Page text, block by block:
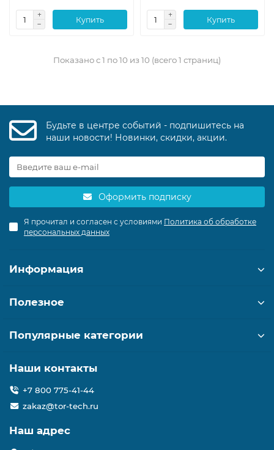
Купить Купить
Показано с 1 по 10 из 10 (всего 1 страниц)
Будьте в центре событий - подпишитесь на
наши новости! Новинки, скидки, акции.
Оформить подписку
Я прочитал и согласен с условиями Политика об обработке
персональных данных
Информация
Полезное
Популярные категории
Наши контакты
+7 800 775-41-44
zakaz@tor-tech.ru
Наш адрес